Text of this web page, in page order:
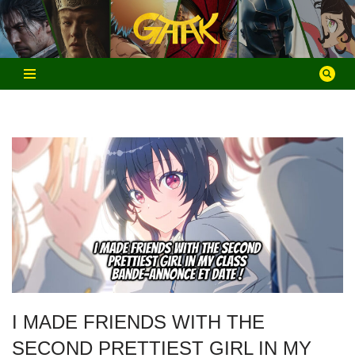
Aller
au
contenu
I MADE FRIENDS WITH THE
SECOND PRETTIEST GIRL IN MY